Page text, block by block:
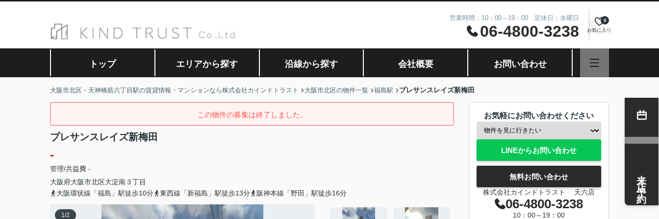
営業時間：10：00～19：00 定休日：水曜日
06-4800-3238 お気に入り
0
トップ エリアから探す 沿線から探す 会社概要 お問い合わせ
大阪市北区・天神橋筋六丁目駅の賃貸情報・マンションなら株式会社カインドトラスト 大阪市北区の物件一覧 福島駅 プレサンスレイズ新梅田
この物件の募集は終了しました。
プレサンスレイズ新梅田
-
管理/共益費 -
大阪府大阪市北区大淀南３丁目
大阪環状線「福島」駅徒歩10分
東西線「新福島」駅徒歩13分 阪神本線「野田」駅徒歩16分
1/2
お気軽にお問い合わせください
LINEからお問い合わせ
無料お問い合わせ
株式会社カインドトラスト 天六店
06-4800-3238
10：00～19：00
来店予約